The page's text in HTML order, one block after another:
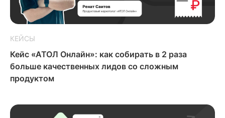
КЕЙСЫ
Кейс «АТОЛ Онлайн»: как собирать в 2 раза
больше качественных лидов со сложным
продуктом